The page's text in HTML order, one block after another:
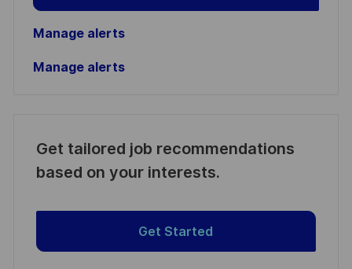
Manage alerts
Manage alerts
Get tailored job recommendations
based on your interests.
Get Started